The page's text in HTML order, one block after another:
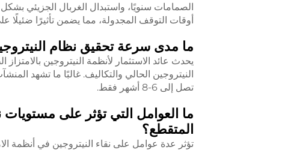
أوقات التوقف المجدولة، مما يضمن تأثيرًا ضئيلًا
ما مدى سرعة تحقيق نظام
النيتروجين الحالي والتكاليف. غالبًا ما تشهد
تصل إلى 6-8 أشهر فقط.
ما العوامل التي تؤثر على
المتقطع؟
تؤثر عدة عوامل على نقاء النيتروجين في أنظمة